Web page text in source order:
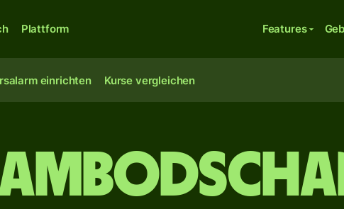
Plattform Features
einrichten Kurse vergleichen